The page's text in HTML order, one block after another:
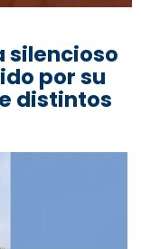
silencioso
por su
distintos